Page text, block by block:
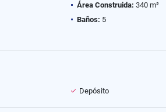
Área Construida: 340 m²
Baños: 5
Depósito